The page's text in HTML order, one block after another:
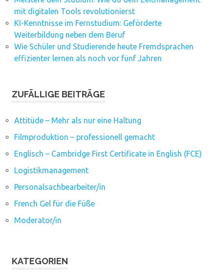
mit digitalen Tools revolutionierst
KI-Kenntnisse im Fernstudium: Geförderte
Weiterbildung neben dem Beruf
Wie Schüler und Studierende heute Fremdsprachen
effizienter lernen als noch vor fünf Jahren
ZUFÄLLIGE BEITRÄGE
Attitüde – Mehr als nur eine Haltung
Filmproduktion – professionell gemacht
Englisch – Cambridge First Certificate in English (FCE)
Logistikmanagement
Personalsachbearbeiter/in
French Gel für die Füße
Moderator/in
KATEGORIEN